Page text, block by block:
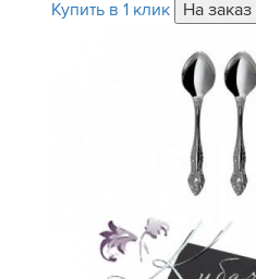
Купить в 1 клик